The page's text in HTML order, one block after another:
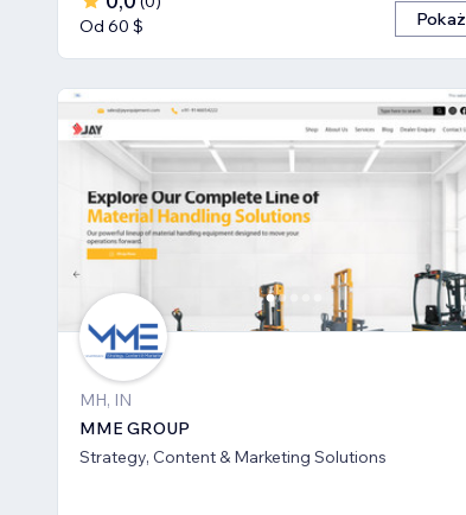
Od 60 $
Pokaż
MH, IN
MME GROUP
Strategy, Content & Marketing Solutions